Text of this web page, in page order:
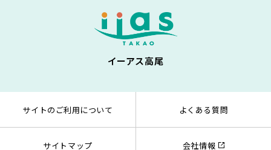
イーアス高尾
サイトのご利用について よくある質問
サイトマップ 会社情報